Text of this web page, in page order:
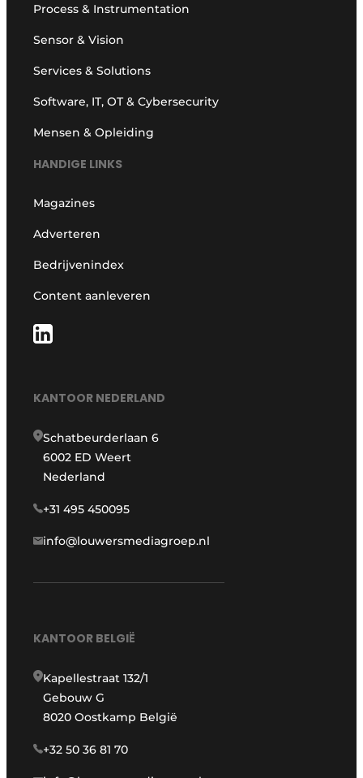
Process & Instrumentation
Sensor & Vision
Services & Solutions
Software, IT, OT & Cybersecurity
Mensen & Opleiding
HANDIGE LINKS
Magazines
Adverteren
Bedrijvenindex
Content aanleveren
KANTOOR NEDERLAND
Schatbeurderlaan 6
6002 ED Weert
Nederland
+31 495 450095
info@louwersmediagroep.nl
KANTOOR BELGIË
Kapellestraat 132/1
Gebouw G
8020 Oostkamp België
+32 50 36 81 70